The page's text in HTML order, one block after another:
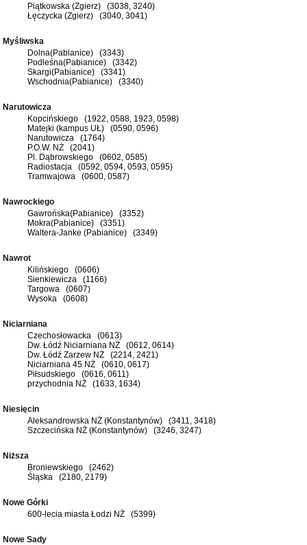
Piątkowska (Zgierz) (3038, 3240)
Łęczycka (Zgierz) (3040, 3041)
Myśliwska
Dolna(Pabianice) (3343)
Podleśna(Pabianice) (3342)
Skargi(Pabianice) (3341)
Wschodnia(Pabianice) (3340)
Narutowicza
Kopcińskiego (1922, 0588, 1923, 0598)
Matejki (kampus UŁ) (0590, 0596)
Narutowicza (1764)
P.O.W. NŻ (2041)
Pl. Dąbrowskiego (0602, 0585)
Radiostacja (0592, 0594, 0593, 0595)
Tramwajowa (0600, 0587)
Nawrockiego
Gawrońska(Pabianice) (3352)
Mokra(Pabianice) (3351)
Waltera-Janke (Pabianice) (3349)
Nawrot
Kilińskiego (0606)
Sienkiewicza (1166)
Targowa (0607)
Wysoka (0608)
Niciarniana
Czechosłowacka (0613)
Dw. Łódź Niciarniana NŻ (0612, 0614)
Dw. Łódź Zarzew NŻ (2214, 2421)
Niciarniana 45 NŻ (0610, 0617)
Piłsudskiego (0616, 0611)
przychodnia NŻ (1633, 1634)
Niesięcin
Aleksandrowska NŻ (Konstantynów) (3411, 3418)
Szczecińska NŻ (Konstantynów) (3246, 3247)
Niższa
Broniewskiego (2462)
Śląska (2180, 2179)
Nowe Górki
600-lecia miasta Łodzi NŻ (5399)
Nowe Sady